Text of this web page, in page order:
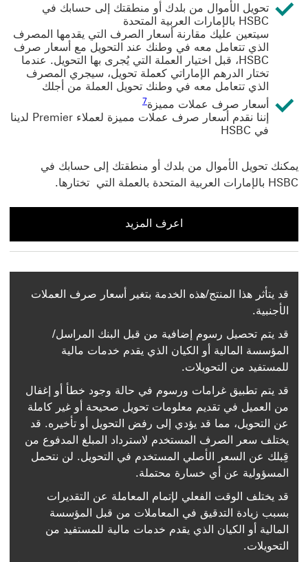
تحويل الأموال من بلدك أو منطقتك إلى حسابك في
HSBC بالإمارات العربية المتحدة
سيتعين عليك مقارنة أسعار الصرف التي يقدمها المصرف
الذي تتعامل معه في وطنك عند التحويل مع أسعار صرف
HSBC، قبل اختيار العملة التي يُجرى بها التحويل. عندما
تختار الدرهم الإماراتي كعملة تحويل، سيجري المصرف
الذي تتعامل معه في وطنك تحويل العملة من أجلك
أسعار صرف عملات مميزة7
7 عرض الحاشية السفلية 7
إننا نقدم أسعار صرف عملات مميزة لعملاء Premier لدينا
في HSBC
يمكنك تحويل الأموال من بلدك أو منطقتك إلى حسابك في
HSBC بالإمارات العربية المتحدة بالعملة التي تختارها.
اعرف المزيد
اعرف المزيد عن التحويلات المالية الواردة
قد يتأثر هذا المنتج/هذه الخدمة بتغير أسعار صرف العملات
الأجنبية.
قد يتم تحصيل رسوم إضافية من قبل البنك المراسل/
المؤسسة المالية أو الكيان الذي يقدم خدمات مالية
للمستفيد من التحويلات.
قد يتم تطبيق غرامات ورسوم في حالة وجود خطأ أو إغفال
من العميل في تقديم معلومات تحويل صحيحة أو غير كاملة
عن التحويل، مما قد يؤدي إلى رفض التحويل أو تأخيره. قد
يختلف سعر الصرف المستخدم لاسترداد المبلغ المدفوع من
قِبلك عن السعر الأصلي المستخدم في التحويل. لن نتحمل
المسؤولية عن أي خسارة محتملة.
قد يختلف الوقت الفعلي لإتمام المعاملة عن التقديرات
بسبب زيادة التدقيق في المعاملات من قبل المؤسسة
المالية أو الكيان الذي يقدم خدمات مالية للمستفيد من
التحويلات.